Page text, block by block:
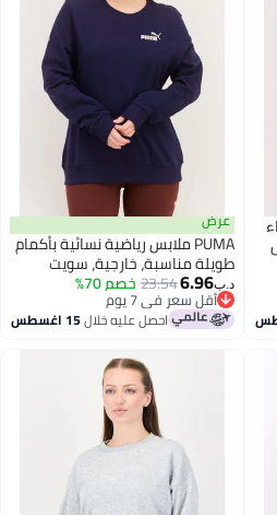
عرض
PUMA ملابس رياضية نسائية بأكمام
طويلة مناسبة، خارجية، سويت
شيرت، كحلي
6.96
23.54خصم 70%
أقل سعر في 7 يوم
أقل سعر في 7 يوماحصل عليه خلال15 اغسطس